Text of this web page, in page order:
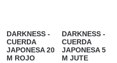
DARKNESS -
CUERDA
JAPONESA 20
M ROJO
DARKNESS -
CUERDA
JAPONESA 5
M JUTE